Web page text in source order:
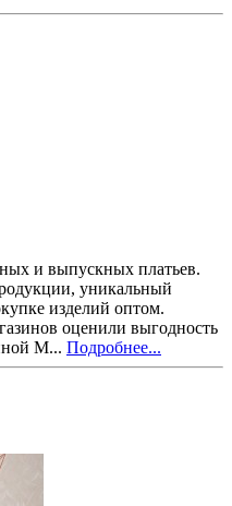
и выпускных платьев.
уникальный
изделий оптом.
оценили выгодность
М... Подробнее...